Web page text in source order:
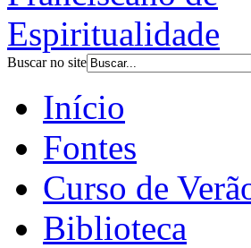
Buscar no site
Início
Fontes
Curso de
Biblioteca